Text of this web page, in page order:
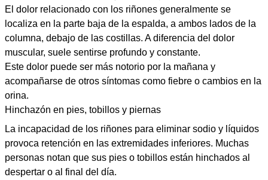
El dolor relacionado con los riñones generalmente se
localiza en la parte baja de la espalda, a ambos lados de la
columna, debajo de las costillas. A diferencia del dolor
muscular, suele sentirse profundo y constante.
Este dolor puede ser más notorio por la mañana y
acompañarse de otros síntomas como fiebre o cambios en la
orina.
Hinchazón en pies, tobillos y piernas
La incapacidad de los riñones para eliminar sodio y líquidos
provoca retención en las extremidades inferiores. Muchas
personas notan que sus pies o tobillos están hinchados al
despertar o al final del día.